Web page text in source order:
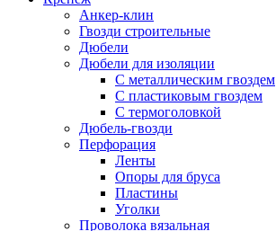
Анкер-клин
Гвозди строительные
Дюбели
Дюбели для изоляции
С металлическим гвоздем
С пластиковым гвоздем
С термоголовкой
Дюбель-гвозди
Перфорация
Ленты
Опоры для бруса
Пластины
Уголки
Проволока вязальная